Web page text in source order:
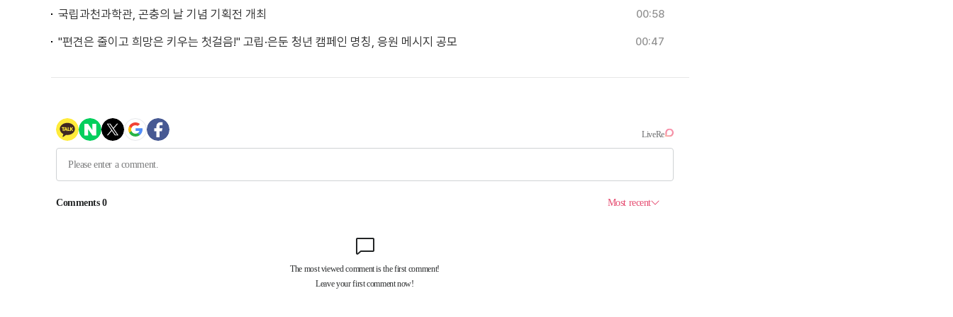
국립과천과학관, 곤충의 날 기념 기획전 개최 00:58
"편견은 줄이고 희망은 키우는 첫걸음!" 고립·은둔 청년 캠페인 명칭, 응원 메시지 공모 00:47